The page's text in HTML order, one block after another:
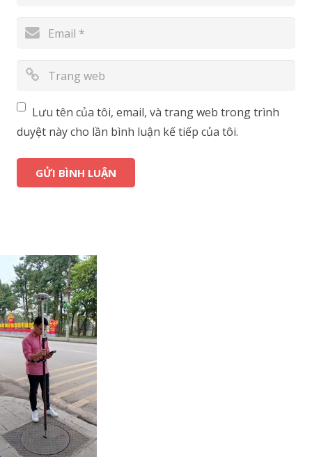
Lưu tên của tôi, email, và trang web trong trình
duyệt này cho lần bình luận kế tiếp của tôi.